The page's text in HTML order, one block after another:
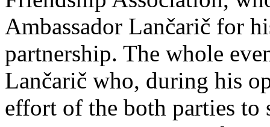
Ambassador Lančarič for
partnership. The whole
Lančarič who, during his
effort of the both parties to